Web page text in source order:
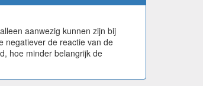
aanwezig kunnen zijn bij
negatiever de reactie van de
hoe minder belangrijk de